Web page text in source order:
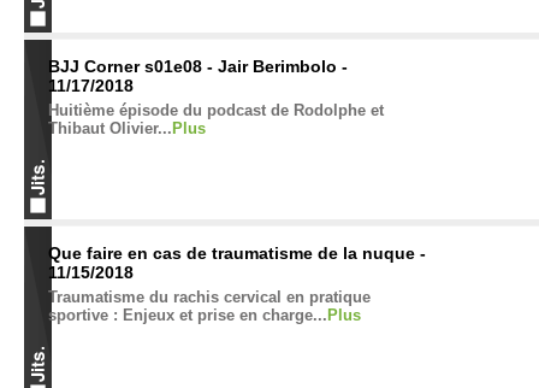
BJJ Corner s01e08 - Jair Berimbolo -
11/17/2018
Huitième épisode du podcast de Rodolphe et
Thibaut Olivier... Plus
Que faire en cas de traumatisme de la nuque -
11/15/2018
Traumatisme du rachis cervical en pratique
sportive : Enjeux et prise en charge... Plus